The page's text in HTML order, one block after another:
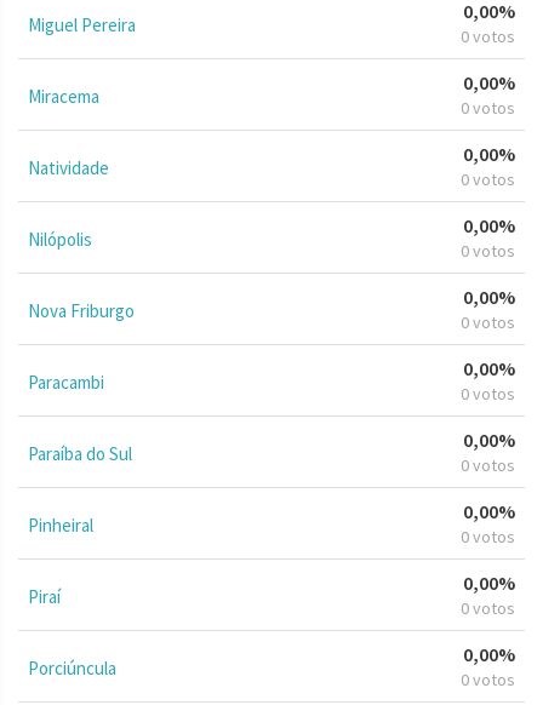
Miguel Pereira
0,00%
0 votos
Miracema
0,00%
0 votos
Natividade
0,00%
0 votos
Nilópolis
0,00%
0 votos
Nova Friburgo
0,00%
0 votos
Paracambi
0,00%
0 votos
Paraíba do Sul
0,00%
0 votos
Pinheiral
0,00%
0 votos
Piraí
0,00%
0 votos
Porciúncula
0,00%
0 votos